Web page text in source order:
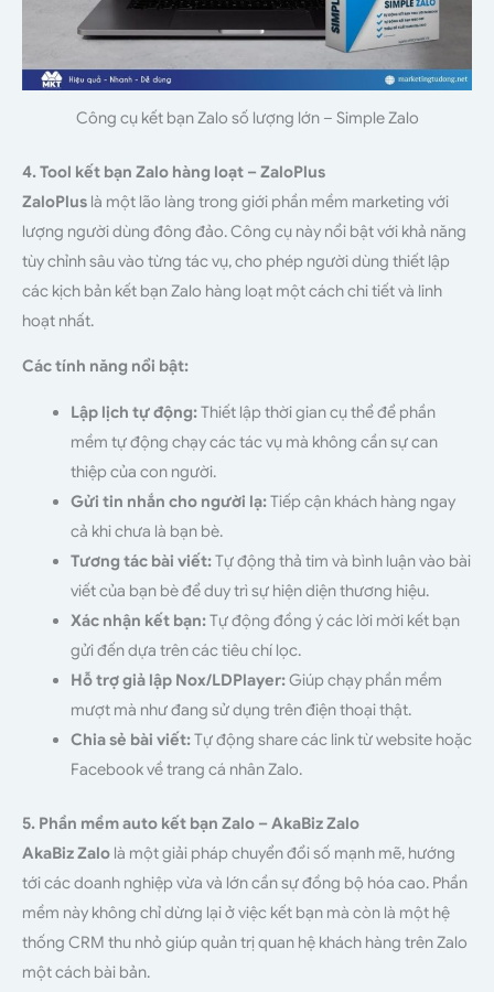
Công cụ kết bạn Zalo số lượng lớn – Simple Zalo
4. Tool kết bạn Zalo hàng loạt – ZaloPlus
ZaloPlus là một lão làng trong giới phần mềm marketing với
lượng người dùng đông đảo. Công cụ này nổi bật với khả năng
tùy chỉnh sâu vào từng tác vụ, cho phép người dùng thiết lập
các kịch bản kết bạn Zalo hàng loạt một cách chi tiết và linh
hoạt nhất.
Các tính năng nổi bật:
Lập lịch tự động:Thiết lập thời gian cụ thể để phần
mềm tự động chạy các tác vụ mà không cần sự can
thiệp của con người.
Gửi tin nhắn cho người lạ:Tiếp cận khách hàng ngay
cả khi chưa là bạn bè.
Tương tác bài viết:Tự động thả tim và bình luận vào bài
viết của bạn bè để duy trì sự hiện diện thương hiệu.
Xác nhận kết bạn:Tự động đồng ý các lời mời kết bạn
gửi đến dựa trên các tiêu chí lọc.
Hỗ trợ giả lập Nox/LDPlayer:Giúp chạy phần mềm
mượt mà như đang sử dụng trên điện thoại thật.
Chia sẻ bài viết:Tự động share các link từ website hoặc
Facebook về trang cá nhân Zalo.
5. Phần mềm auto kết bạn Zalo – AkaBiz Zalo
AkaBiz Zalo là một giải pháp chuyển đổi số mạnh mẽ, hướng
tới các doanh nghiệp vừa và lớn cần sự đồng bộ hóa cao. Phần
mềm này không chỉ dừng lại ở việc kết bạn mà còn là một hệ
thống CRM thu nhỏ giúp quản trị quan hệ khách hàng trên Zalo
một cách bài bản.